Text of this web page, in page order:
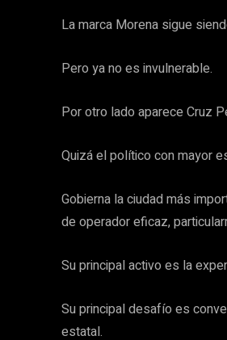
La marca Morena sigue
Pero ya no es invulnerable.
Por otro lado aparece Cruz
Quizá el político con mayor
Gobierna la ciudad más
de operador eficaz,
Su principal activo es la
Su principal desafío es
estatal.